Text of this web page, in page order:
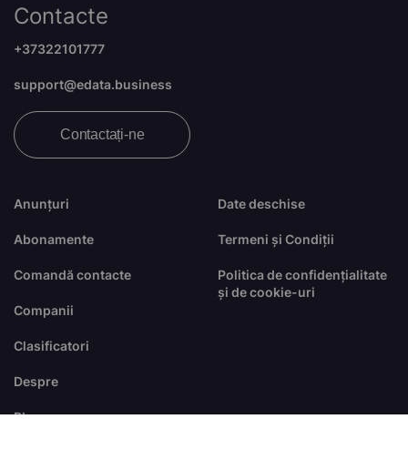
Anunțuri
Abonamente
Comandă contacte
Companii
Clasificatori
Despre
Blog
Date deschise
Termeni și Condiții
Politica de confidențialitate
și de cookie-uri
Contacte
+37322101777
support@edata.business
Contactați-ne